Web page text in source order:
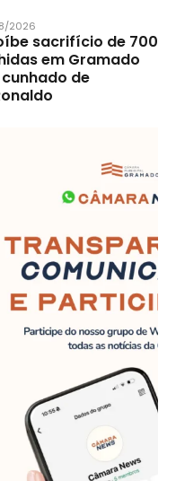
2026
sacrifício de 700
em Gramado
de